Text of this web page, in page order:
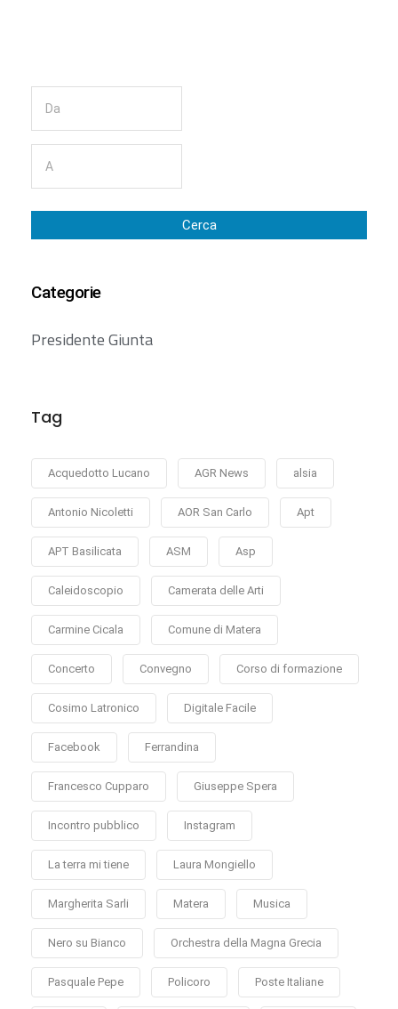
Cerca
Categorie
Presidente Giunta
Tag
Acquedotto Lucano AGR News alsia
Antonio Nicoletti AOR San Carlo Apt
APT Basilicata ASM Asp
Caleidoscopio Camerata delle Arti
Carmine Cicala Comune di Matera
Concerto Convegno Corso di formazione
Cosimo Latronico Digitale Facile
Facebook Ferrandina
Francesco Cupparo Giuseppe Spera
Incontro pubblico Instagram
La terra mi tiene Laura Mongiello
Margherita Sarli Matera Musica
Nero su Bianco Orchestra della Magna Grecia
Pasquale Pepe Policoro Poste Italiane